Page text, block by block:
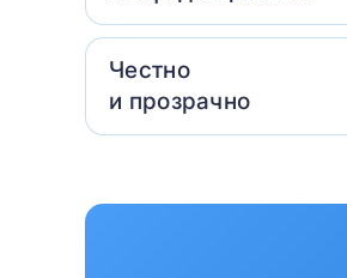
Честно
и прозрачно